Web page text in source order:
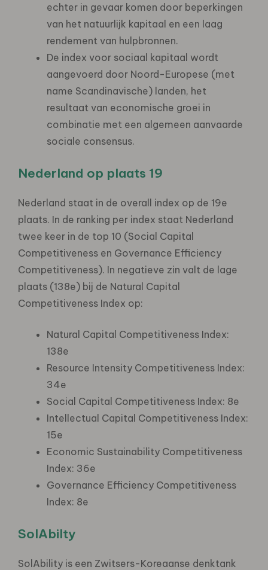
echter in gevaar komen door beperkingen
van het natuurlijk kapitaal en een laag
rendement van hulpbronnen.
De index voor sociaal kapitaal wordt
aangevoerd door Noord-Europese (met
name Scandinavische) landen, het
resultaat van economische groei in
combinatie met een algemeen aanvaarde
sociale consensus.
Nederland op plaats 19
Nederland staat in de overall index op de 19e
plaats. In de ranking per index staat Nederland
twee keer in de top 10 (Social Capital
Competitiveness en Governance Efficiency
Competitiveness). In negatieve zin valt de lage
plaats (138e) bij de Natural Capital
Competitiveness Index op:
Natural Capital Competitiveness Index:
138e
Resource Intensity Competitiveness Index:
34e
Social Capital Competitiveness Index: 8e
Intellectual Capital Competitiveness Index:
15e
Economic Sustainability Competitiveness
Index: 36e
Governance Efficiency Competitiveness
Index: 8e
SolAbilty
SolAbility is een Zwitsers-Koreaanse denktank